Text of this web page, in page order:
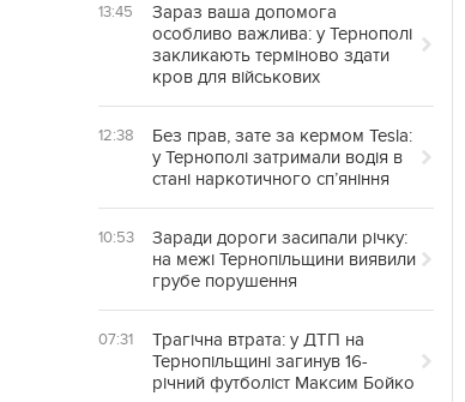
13:45
Зараз ваша допомога
особливо важлива: у Тернополі
закликають терміново здати
кров для військових
12:38
Без прав, зате за кермом Tesla:
у Тернополі затримали водія в
стані наркотичного сп’яніння
10:53
Заради дороги засипали річку:
на межі Тернопільщини виявили
грубе порушення
07:31
Трагічна втрата: у ДТП на
Тернопільщині загинув 16-
річний футболіст Максим Бойко